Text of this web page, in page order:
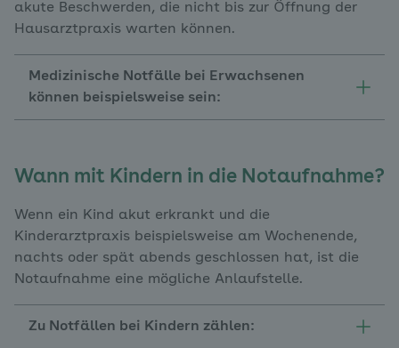
akute Beschwerden, die nicht bis zur Öffnung der
Hausarztpraxis warten können.
Medizinische Notfälle bei Erwachsenen
können beispielsweise sein:
Wann mit Kindern in die Notaufnahme?
Wenn ein Kind akut erkrankt und die
Kinderarztpraxis beispielsweise am Wochenende,
nachts oder spät abends geschlossen hat, ist die
Notaufnahme eine mögliche Anlaufstelle.
Zu Notfällen bei Kindern zählen: